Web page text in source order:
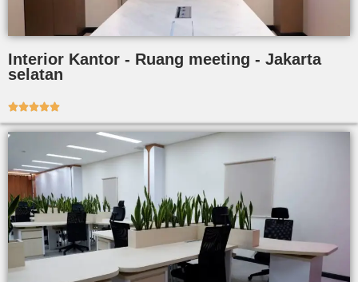
Interior Kantor - Ruang meeting - Jakarta
selatan
